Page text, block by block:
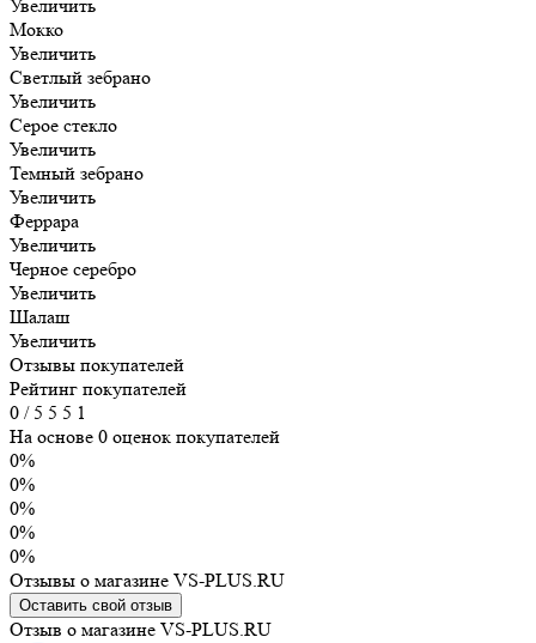
Увеличить
Мокко
Увеличить
Светлый зебрано
Увеличить
Серое стекло
Увеличить
Темный зебрано
Увеличить
Феррара
Увеличить
Черное серебро
Увеличить
Шалаш
Увеличить
Отзывы покупателей
Рейтинг покупателей
0 /5 5 5 1
На основе 0 оценок покупателей
0%
0%
0%
0%
0%
Отзывы о магазине VS-PLUS.RU
Оставить свой отзыв
Отзыв о магазине VS-PLUS.RU